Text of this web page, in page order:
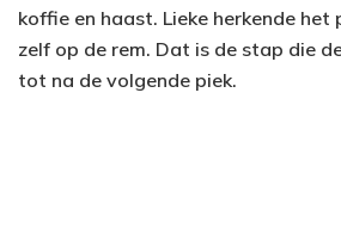
koffie en haast. Lieke herkende
zelf op de rem. Dat is de stap die
tot na de volgende piek.